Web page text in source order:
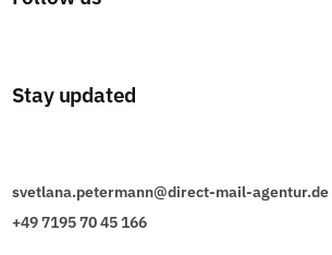
Stay updated
svetlana.petermann@direct-mail-agentur.de
+49 7195 70 45 166